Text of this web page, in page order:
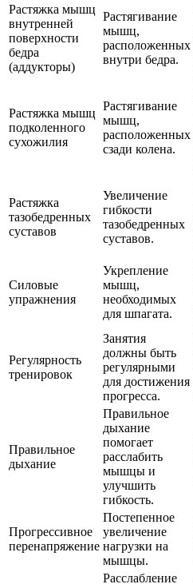
Растяжка мышц
внутренней
поверхности
бедра
(аддукторы)
Растягивание
мышц,
расположенных
внутри бедра.
Растяжка мышц
подколенного
сухожилия
Растягивание
мышц,
расположенных
сзади колена.
Растяжка
тазобедренных
суставов
Увеличение
гибкости
тазобедренных
суставов.
Силовые
упражнения
Укрепление
мышц,
необходимых
для шпагата.
Регулярность
тренировок
Занятия
должны быть
регулярными
для достижения
прогресса.
Правильное
дыхание
Правильное
дыхание
помогает
расслабить
мышцы и
улучшить
гибкость.
Прогрессивное
перенапряжение
Постепенное
увеличение
нагрузки на
мышцы.
Расслабление